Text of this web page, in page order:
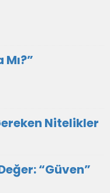
Nitelikler
“Güven”